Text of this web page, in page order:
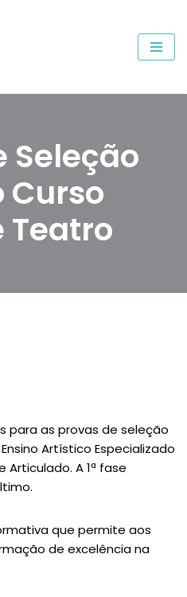
Seleção
Curso
Teatro
para as provas de seleção
Artístico Especializado
Articulado. A 1ª fase
que permite aos
de excelência na